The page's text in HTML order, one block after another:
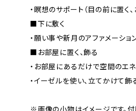
・瞑想のサポート（目の前に置く
■下に敷く
・願い事や新月のアファメーシ
■お部屋に置く、飾る
・お部屋にあるだけで空間のエ
・イーゼルを使い、立てかけて飾
※画像の小物はイメージです。付